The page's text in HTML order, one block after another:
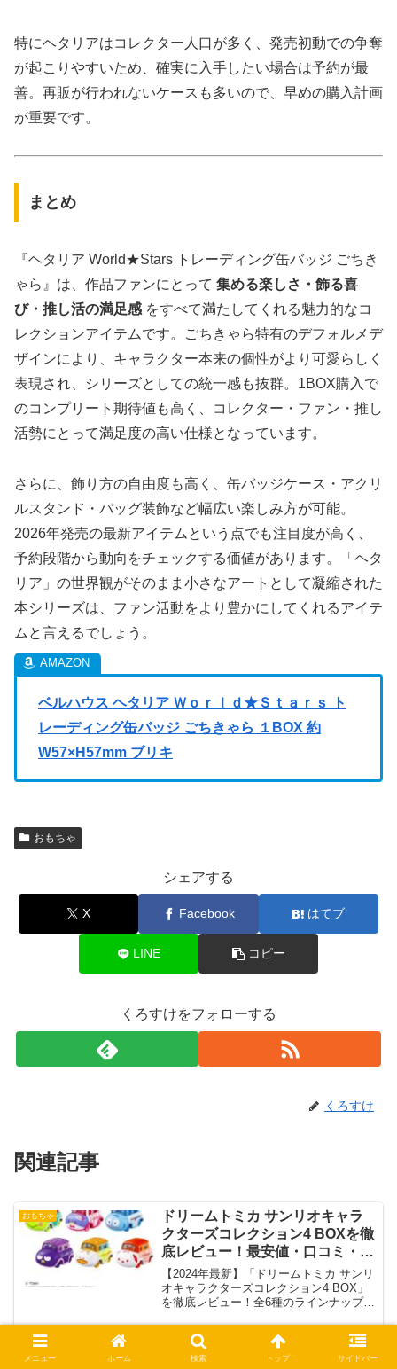
特にヘタリアはコレクター人口が多く、発売初動での争奪
が起こりやすいため、確実に入手したい場合は予約が最
善。再販が行われないケースも多いので、早めの購入計画
が重要です。
まとめ
『ヘタリア World★Stars トレーディング缶バッジ ごちき
ゃら』は、作品ファンにとって 集める楽しさ・飾る喜
び・推し活の満足感 をすべて満たしてくれる魅力的なコ
レクションアイテムです。ごちきゃら特有のデフォルメデ
ザインにより、キャラクター本来の個性がより可愛らしく
表現され、シリーズとしての統一感も抜群。1BOX購入で
のコンプリート期待値も高く、コレクター・ファン・推し
活勢にとって満足度の高い仕様となっています。
さらに、飾り方の自由度も高く、缶バッジケース・アクリ
ルスタンド・バッグ装飾など幅広い楽しみ方が可能。
2026年発売の最新アイテムという点でも注目度が高く、
予約段階から動向をチェックする価値があります。「ヘタ
リア」の世界観がそのまま小さなアートとして凝縮された
本シリーズは、ファン活動をより豊かにしてくれるアイテ
ムと言えるでしょう。
ベルハウス ヘタリア Ｗｏｒｌｄ★Ｓｔａｒｓ ト
レーディング缶バッジ ごちきゃら １BOX 約
W57×H57mm ブリキ
おもちゃ
シェアする
X Facebook はてブ
LINE コピー
くろすけをフォローする
くろすけ
関連記事
おもちゃ
ドリームトミカ サンリオキャラ
クターズコレクション4 BOXを徹
底レビュー！最安値・口コミ・ラ
インナップも！
【2024年最新】「ドリームトミカ サンリ
オキャラクターズコレクション4 BOX」
を徹底レビュー！全6種のラインナップ・
おもちゃ
「ザ・マフィアアニマルズ」ガチ
メニュー ホーム 検索 トップ サイドバー